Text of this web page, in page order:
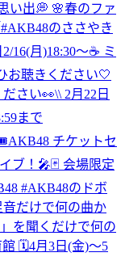
い出💭 🌸春のファ
のささやき
16(月)18:30～☕ ミ
お聴きください🤍
さい👀\\ 2月22日
まで
チケットセ
ブ！🎤🃏 会場限定
#AKB48のドボ
音だけで何の曲か
を聞くだけで何の
館 🗓️4月3日(金)〜5